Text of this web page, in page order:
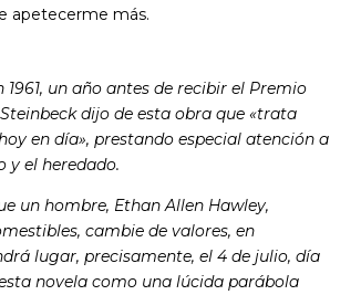
apetecerme más.
un año antes de recibir el Premio
dijo de esta obra que «trata
en día», prestando especial atención a
el heredado.
un hombre, Ethan Allen Hawley,
cambie de valores, en
lugar, precisamente, el 4 de julio, día
novela como una lúcida parábola